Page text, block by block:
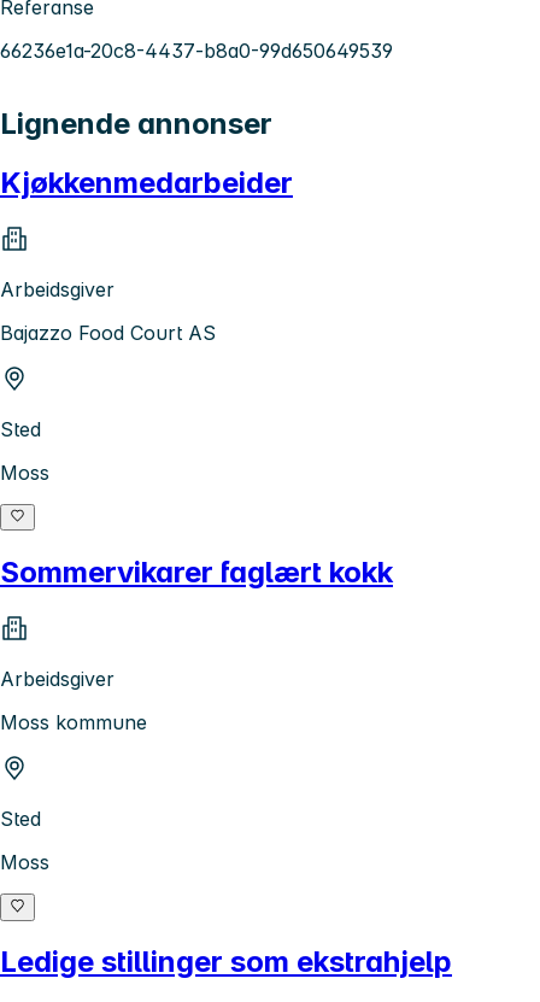
Referanse
66236e1a-20c8-4437-b8a0-99d650649539
Lignende annonser
Kjøkkenmedarbeider
Arbeidsgiver
Bajazzo Food Court AS
Sted
Moss
Sommervikarer faglært kokk
Arbeidsgiver
Moss kommune
Sted
Moss
Ledige stillinger som ekstrahjelp